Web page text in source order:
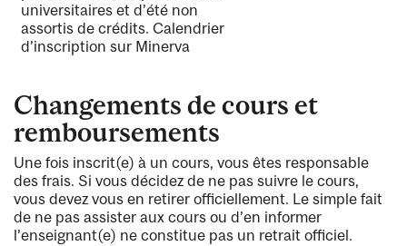
universitaires et d’été non
assortis de crédits. Calendrier
d’inscription sur Minerva
Changements de cours et
remboursements
Une fois inscrit(e) à un cours, vous êtes responsable
des frais. Si vous décidez de ne pas suivre le cours,
vous devez vous en retirer officiellement. Le simple fait
de ne pas assister aux cours ou d’en informer
l’enseignant(e) ne constitue pas un retrait officiel.